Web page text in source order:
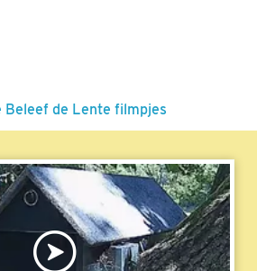
Beleef de Lente filmpjes